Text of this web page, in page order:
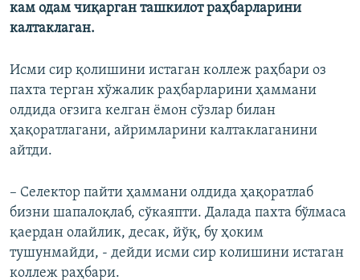
кам одам чиқарган ташкилот раҳбарларини
калтаклаган.
Исми сир қолишини истаган коллеж раҳбари оз
пахта терган хўжалик раҳбарларини ҳаммани
олдида оғзига келган ёмон сўзлар билан
ҳақоратлагани, айримларини калтаклаганини
айтди.
– Селектор пайти ҳаммани олдида ҳақоратлаб
бизни шапалоқлаб, сўкаяпти. Далада пахта бўлмаса
қаердан олайлик, десак, йўқ, бу ҳоким
тушунмайди, - дейди исми сир колишини истаган
коллеж раҳбари.